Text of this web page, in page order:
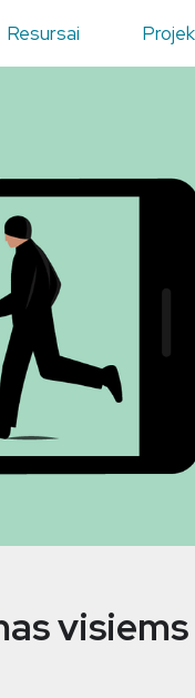
Resursai
visiems